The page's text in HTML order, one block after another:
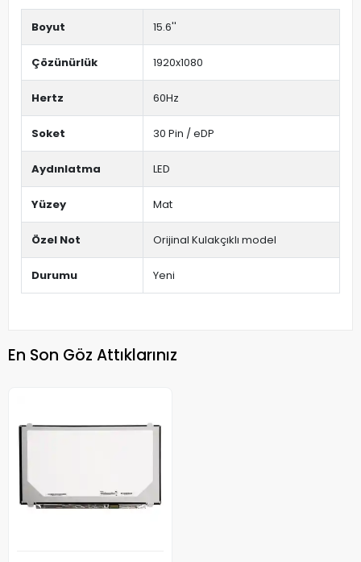
Boyut 15.6''
Çözünürlük 1920x1080
Hertz 60Hz
Soket 30 Pin / eDP
Aydınlatma LED
Yüzey Mat
Özel Not Orijinal Kulakçıklı model
Durumu Yeni
En Son Göz Attıklarınız